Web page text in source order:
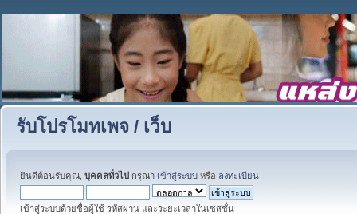
รับโปรโมทเพจ / เว็บ
ยินดีต้อนรับคุณ, บุคคลทั่วไป กรุณา เข้าสู่ระบบ หรือ ลงทะเบียน
เข้าสู่ระบบด้วยชื่อผู้ใช้ รหัสผ่าน และระยะเวลาในเซสชั่น